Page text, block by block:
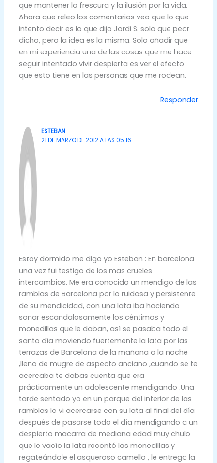
que mantener la frescura y la ilusión por la vida.
Ahora que releo los comentarios veo que lo que
intento decir es lo que dijo Jordi S. solo que peor
dicho, pero la idea es la misma. Solo añadir que
en mi experiencia una de las cosas que me hace
seguir intentado vivir despierta es ver el efecto
que esto tiene en las personas que me rodean.
Responder
ESTEBAN
21 DE MARZO DE 2012 A LAS 05:16
Estoy dormido me digo yo Esteban : En barcelona
una vez fui testigo de los mas crueles
intercambios. Me era conocido un mendigo de las
ramblas de Barcelona por lo ruidosa y persistente
de su mendicidad, con una lata iba haciendo
sonar escandalosamente los céntimos y
monedillas que le daban, así se pasaba todo el
santo día moviendo fuertemente la lata por las
terrazas de Barcelona de la mañana a la noche
,lleno de mugre de aspecto anciano ,cuando se te
acercaba te dabas cuenta que era
prácticamente un adolescente mendigando .Una
tarde sentado yo en un parque del interior de las
ramblas lo vi acercarse con su lata al final del día
después de pasarse todo el día mendigando a un
despierto macarra de mediana edad muy chulo
que le vacío la lata recontó las monedillas y
regateándole el asqueroso camello , le entrego la